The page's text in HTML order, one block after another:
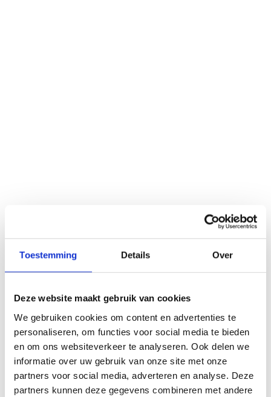
Toestemming Details Over
Deze website maakt gebruik van cookies
We gebruiken cookies om content en advertenties te
personaliseren, om functies voor social media te bieden
en om ons websiteverkeer te analyseren. Ook delen we
informatie over uw gebruik van onze site met onze
partners voor social media, adverteren en analyse. Deze
partners kunnen deze gegevens combineren met andere